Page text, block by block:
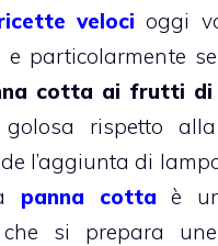
veloci oggi
e particolarmente
cotta ai frutti di
rispetto
l’aggiunta di
panna cotta è
che si prepara